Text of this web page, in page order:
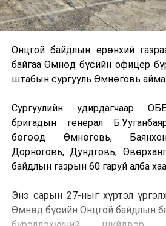
Онцгой байдлын ерөнхий
байгаа Өмнөд бүсийн офицер
штабын сургууль Өмнөговь
Сургуулийн удирдагчаар
бригадын генерал
бөгөөд Өмнөговь,
Дорноговь, Дундговь,
байдлын газрын 60 гаруй алба
Энэ сарын 27-ныг хүртэл
Өмнөд бүсийн Онцгой байдлын